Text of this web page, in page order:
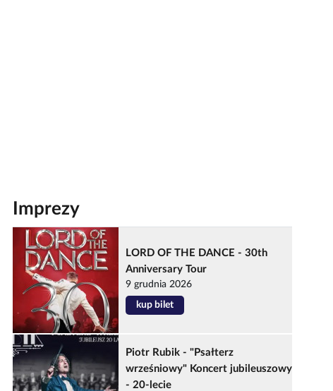
Imprezy
LORD OF THE DANCE - 30th
Anniversary Tour
9 grudnia 2026
kup bilet
Piotr Rubik - "Psałterz
wrześniowy" Koncert jubileuszowy
- 20-lecie